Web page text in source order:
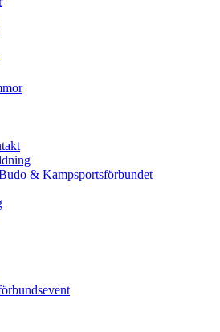
& Kampsportsförbundet